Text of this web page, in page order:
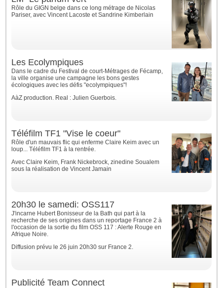
Rôle du GIGN belge dans ce long métrage de Nicolas
Pariser, avec Vincent Lacoste et Sandrine Kimberlain
Les Ecolympiques
Dans le cadre du Festival de court-Métrages de Fécamp,
la ville organise une campagne les bons gestes
écologiques avec les défis "ecolympiques"!
AàZ production. Real : Julien Guerbois.
Téléfilm TF1 "Vise le coeur"
Rôle d'un mauvais flic qui enferme Claire Keim avec un
loup... Téléfilm TF1 à la rentrée.
Avec Claire Keim, Frank Nickebrock, zinedine Soualem
sous la réalisation de Vincent Jamain
20h30 le samedi: OSS117
J'incarne Hubert Bonisseur de la Bath qui part à la
recherche de ses origines dans un reportage France 2 à
l'occasion de la sortie du film OSS 117 : Alerte Rouge en
Afrique Noire.
Diffusion prévu le 26 juin 20h30 sur France 2.
Publicité Team Connect